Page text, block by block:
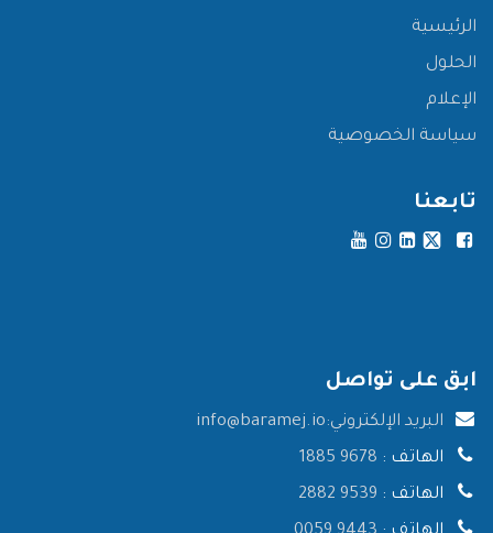
الرئيسية
الحلول
الإعلام
سياسة الخصوصية
تابعنا
ابق على تواصل
البريد الإلكتروني:info@baramej.io
الهاتف :
الهاتف :